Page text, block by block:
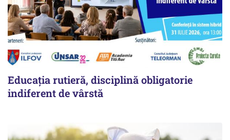
Educația rutieră, disciplină obligatorie
indiferent de vârstă